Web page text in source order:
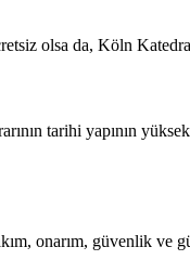
olsa da, Köln
tarihi yapının
onarım, güvenlik ve